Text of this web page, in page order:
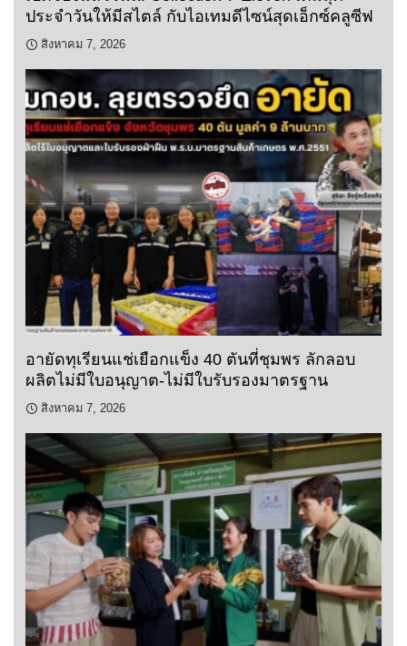
ประจำวันให้มีสไตล์ กับไอเทมดีไซน์สุดเอ็กซ์คลูซีฟ
สิงหาคม 7, 2026
อายัดทุเรียนแช่เยือกแข็ง 40 ตันที่ชุมพร ลักลอบ
ผลิตไม่มีใบอนุญาต-ไม่มีใบรับรองมาตรฐาน
สิงหาคม 7, 2026